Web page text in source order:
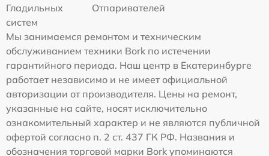
Гладильных
систем
Отпаривателей
Мы занимаемся ремонтом и техническим
обслуживанием техники Bork по истечении
гарантийного периода. Наш центр в Екатеринбурге
работает независимо и не имеет официальной
авторизации от производителя. Цены на ремонт,
указанные на сайте, носят исключительно
ознакомительный характер и не являются публичной
офертой согласно п. 2 ст. 437 ГК РФ. Названия и
обозначения торговой марки Bork упоминаются